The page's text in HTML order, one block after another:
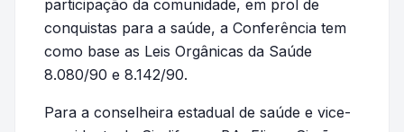
participação da comunidade, em prol de
conquistas para a saúde, a Conferência tem
como base as Leis Orgânicas da Saúde
8.080/90 e 8.142/90.
Para a conselheira estadual de saúde e vice-